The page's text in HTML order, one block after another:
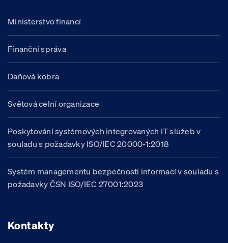
Ministerstvo financí
Finanční správa
Daňová kobra
Světová celní organizace
Poskytování systémových integrovaných IT služeb v
souladu s požadavky ISO/IEC 20000-1:2018
Systém managementu bezpečnosti informací v souladu s
požadavky ČSN ISO/IEC 27001:2023
Kontakty